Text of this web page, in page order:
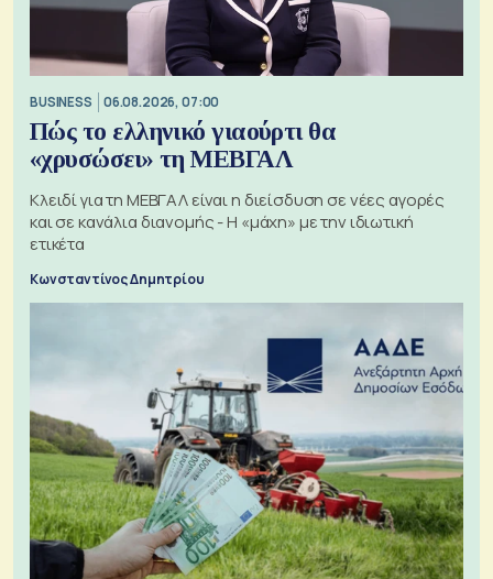
BUSINESS 06.08.2026, 07:00
Πώς το ελληνικό γιαούρτι θα
«χρυσώσει» τη ΜΕΒΓΑΛ
Κλειδί για τη ΜΕΒΓΑΛ είναι η διείσδυση σε νέες αγορές
και σε κανάλια διανομής - Η «μάχη» με την ιδιωτική
ετικέτα
Κωνσταντίνος Δημητρίου